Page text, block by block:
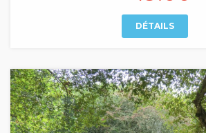
DÉTAILS